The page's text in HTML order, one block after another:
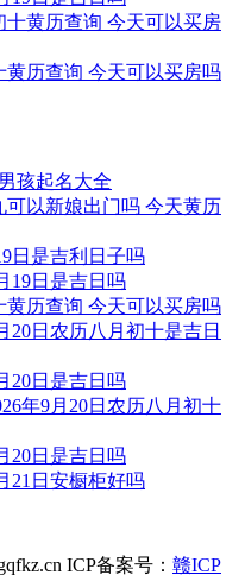
亥 大退 元武 进贵
交易
甲子 日破
乙丑 日害 勾陈 贵人 太阳
嫁娶 修造 安葬 青龙 入宅
黄历查询 今天可以买房吗
孩起名大全
可以新娘出门吗 今天黄历
日是吉利日子吗
19日是吉日吗
黄历查询 今天可以买房吗
20日农历八月初十是吉日
20日是吉日吗
年9月20日农历八月初十
20日是吉日吗
21日安橱柜好吗
ICP备案号： 赣ICP